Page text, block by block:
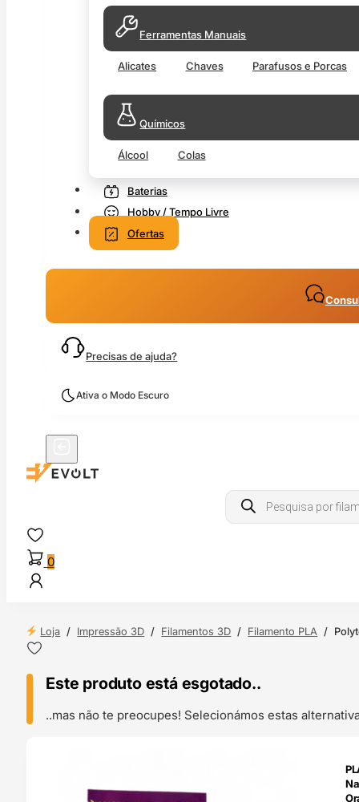
Ferramentas Manuais
Alicates Chaves Parafusos e Porcas
Químicos
Álcool Colas
Baterias
Hobby / Tempo Livre
Ofertas
Precisas de ajuda?
Ativa o Modo Escuro
Products
search
0
Loja / Impressão 3D / Filamentos 3D / Filamento PLA /
Este produto está esgotado..
..mas não te preocupes! Selecionámos estas